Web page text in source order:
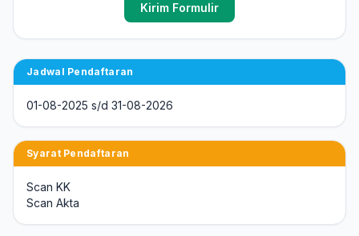
Kirim Formulir
Jadwal Pendaftaran
01-08-2025 s/d 31-08-2026
Syarat Pendaftaran
Scan KK
Scan Akta